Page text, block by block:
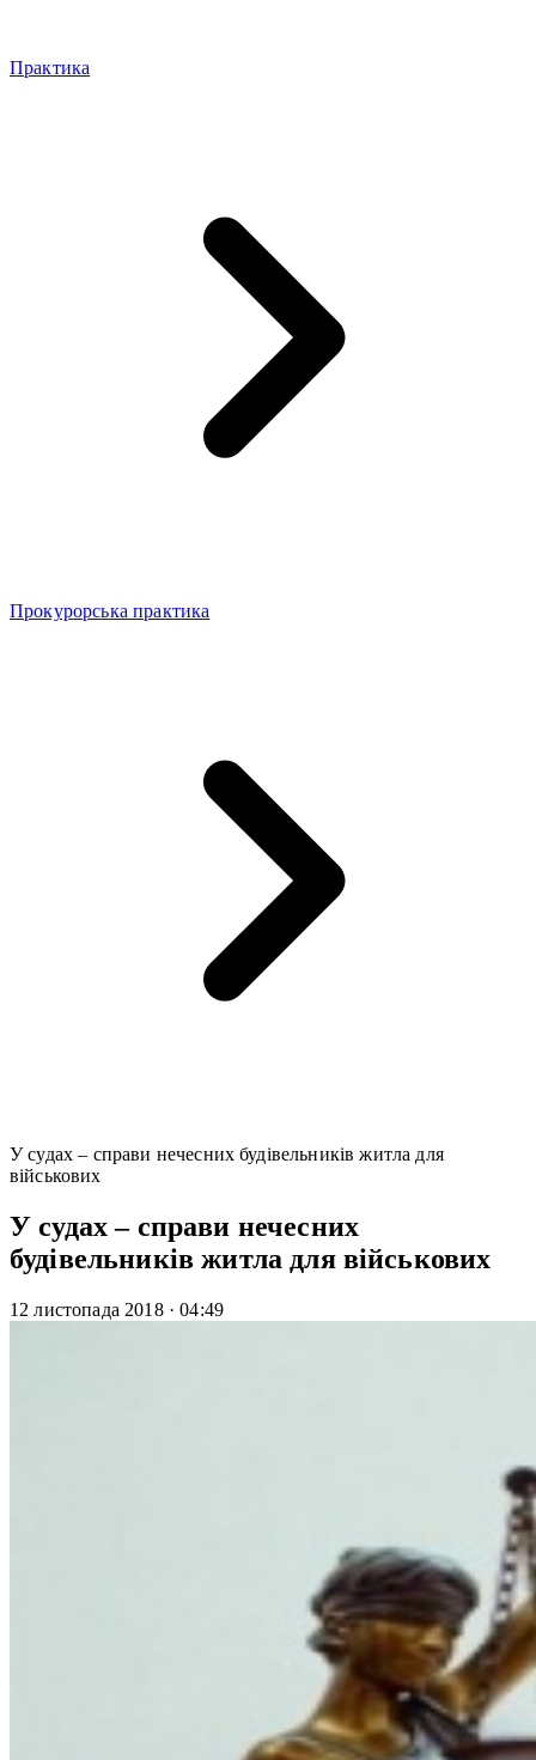
Практика
Прокурорська практика
У судах – справи нечесних будівельників житла для
військових
У судах – справи нечесних
будівельників житла для військових
12 листопада 2018 · 04:49